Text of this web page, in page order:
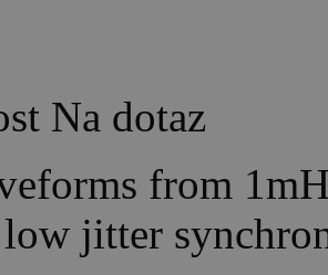
Na dotaz
from
low jitter